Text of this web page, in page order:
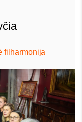
filharmonija